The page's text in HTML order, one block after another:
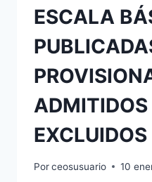
ESCALA
Porceosusuario 10